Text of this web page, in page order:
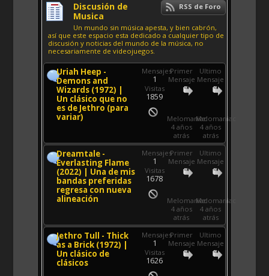
RSS de Foro
Discusión de
Musica
Un mundo sin música apesta, y bien cabrón,
así que este espacio esta dedicado a cualquier tipo de
discusión y noticias del mundo de la música, no
necesariamente de videojuegos.
Uriah Heep -
Demons and
Wizards (1972) |
Un clásico que no
es de Jethro (para
variar)
Ultimo
Mensaje
Melomaniac
4 años
atrás
Primer
Mensaje
Melomaniac
4 años
atrás
Mensajes
1
Visitas
1859
Dreamtale -
Everlasting Flame
(2022) | Una de mis
bandas preferidas
regresa con nueva
alineación
Ultimo
Mensaje
Melomaniac
4 años
atrás
Primer
Mensaje
Melomaniac
4 años
atrás
Mensajes
1
Visitas
1678
Jethro Tull - Thick
as a Brick (1972) |
Un clásico de
clásicos
Ultimo
Mensaje
Primer
Mensaje
Mensajes
1
Visitas
1626